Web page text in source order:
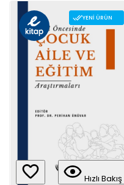
YENI ÜRÜN
Hızlı Bakış